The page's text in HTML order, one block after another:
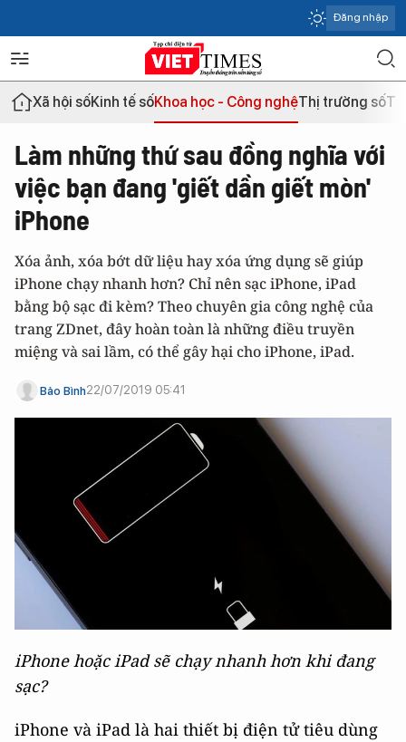
Đăng nhập
Xã hội sốKinh tế sốKhoa học - Công nghệThị trường số
Làm những thứ sau đồng nghĩa với
việc bạn đang 'giết dần giết mòn'
iPhone
Xóa ảnh, xóa bớt dữ liệu hay xóa ứng dụng sẽ giúp
iPhone chạy nhanh hơn? Chỉ nên sạc iPhone, iPad
bằng bộ sạc đi kèm? Theo chuyên gia công nghệ của
trang ZDnet, đây hoàn toàn là những điều truyền
miệng và sai lầm, có thể gây hại cho iPhone, iPad.
Bảo Bình22/07/2019 05:41
iPhone hoặc iPad sẽ chạy nhanh hơn khi đang
sạc?
iPhone và iPad là hai thiết bị điện tử tiêu dùng